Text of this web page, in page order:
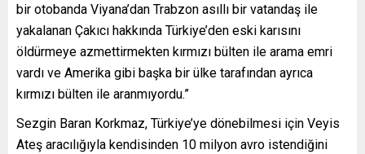
bir otobanda Viyana’dan Trabzon asıllı bir vatandaş ile
yakalanan Çakıcı hakkında Türkiye’den eski karısını
öldürmeye azmettirmekten kırmızı bülten ile arama emri
vardı ve Amerika gibi başka bir ülke tarafından ayrıca
kırmızı bülten ile aranmıyordu.”
Sezgin Baran Korkmaz, Türkiye’ye dönebilmesi için Veyis
Ateş aracılığıyla kendisinden 10 milyon avro istendiğini